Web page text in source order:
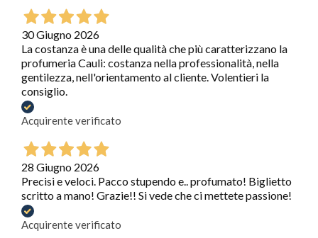
30 Giugno 2026
La costanza è una delle qualità che più caratterizzano la
profumeria Cauli: costanza nella professionalità, nella
gentilezza, nell'orientamento al cliente. Volentieri la
consiglio.
Acquirente verificato
28 Giugno 2026
Precisi e veloci. Pacco stupendo e.. profumato! Biglietto
scritto a mano! Grazie!! Si vede che ci mettete passione!
Acquirente verificato